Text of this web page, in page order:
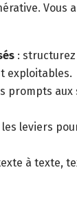
:
exploitables.
prompts
leviers
à texte,